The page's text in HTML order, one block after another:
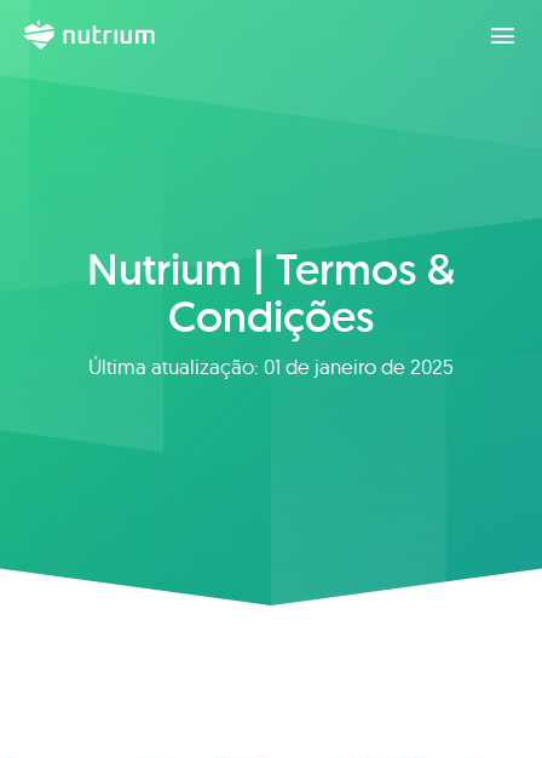
Nutrium | Termos &
Condições
Última atualização: 01 de janeiro de 2025